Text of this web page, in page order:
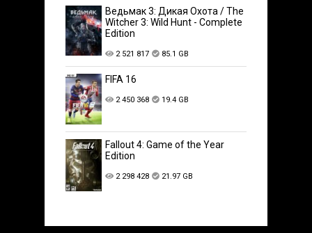
Ведьмак 3: Дикая Охота / The
Witcher 3: Wild Hunt - Complete
Edition
2 521 817 85.1 GB
FIFA 16
2 450 368 19.4 GB
Fallout 4: Game of the Year
Edition
2 298 428 21.97 GB